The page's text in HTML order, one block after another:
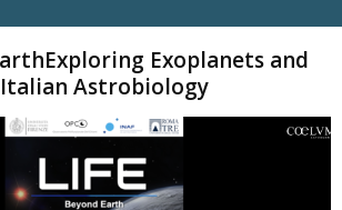
Exoplanets and
Astrobiology